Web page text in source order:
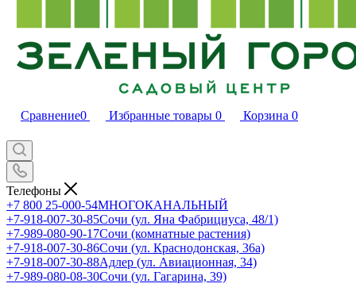
Сравнение0 Избранные товары 0 Корзина 0
Телефоны
+7 800 25-000-54МНОГОКАНАЛЬНЫЙ
+7-918-007-30-85Сочи (ул. Яна Фабрициуса, 48/1)
+7-989-080-90-17Сочи (комнатные растения)
+7-918-007-30-86Сочи (ул. Краснодонская, 36а)
+7-918-007-30-88Адлер (ул. Авиационная, 34)
+7-989-080-08-30Сочи (ул. Гагарина, 39)